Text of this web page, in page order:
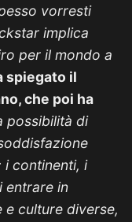
vorresti
implica
per il mondo a
spiegato il
che poi ha
possibilità di
i continenti, i
entrare in
culture diverse,